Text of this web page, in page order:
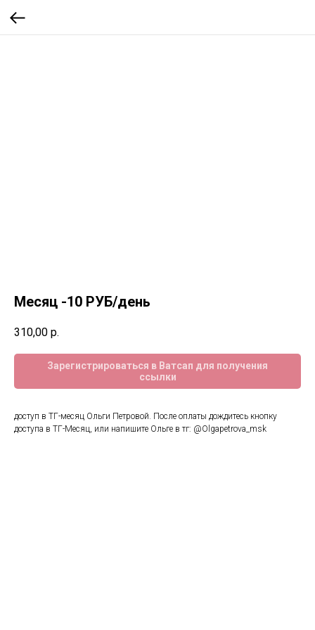
Месяц -10 РУБ/день
310,00 р.
Зарегистрироваться в Ватсап для получения
ссылки
доступ в ТГ-месяц Ольги Петровой. После оплаты дождитесь кнопку
доступа в ТГ-Месяц, или напишите Ольге в тг: @Olgapetrova_msk